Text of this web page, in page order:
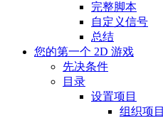
完整脚本
自定义信号
总结
您的第一个 2D 游戏
先决条件
目录
设置项目
组织项目